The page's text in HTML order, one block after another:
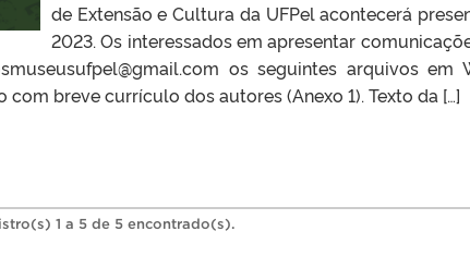
de Extensão e Cultura da UFPel acontecerá
2023. Os interessados em apresentar
os seguintes arquivos em
com breve currículo dos autores (Anexo 1). Texto da […]
1 a 5 de 5 encontrado(s).